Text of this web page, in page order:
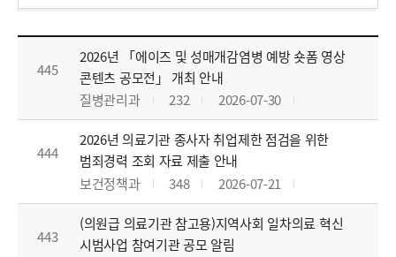
공지사항 목록으로 번호, 제목, 작성자, 조회수,등록일, 첨부파일로 나열 되고 있습니다.
445
2026년 「에이즈 및 성매개감염병 예방 숏폼 영상
콘텐츠 공모전」 개최 안내
질병관리과
232 2026-07-30
444
2026년 의료기관 종사자 취업제한 점검을 위한
범죄경력 조회 자료 제출 안내
보건정책과
348 2026-07-21
443
(의원급 의료기관 참고용)지역사회 일차의료 혁신
시범사업 참여기관 공모 알림